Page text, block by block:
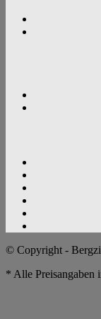
© Copyright -
* Alle Preisangaben